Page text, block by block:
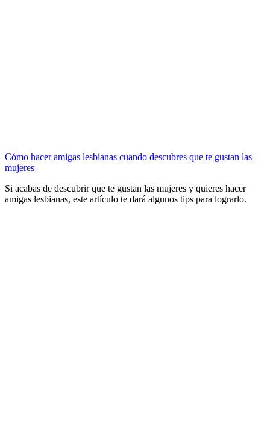
Cómo hacer amigas lesbianas cuando descubres que te gustan las
mujeres
Si acabas de descubrir que te gustan las mujeres y quieres hacer
amigas lesbianas, este artículo te dará algunos tips para lograrlo.